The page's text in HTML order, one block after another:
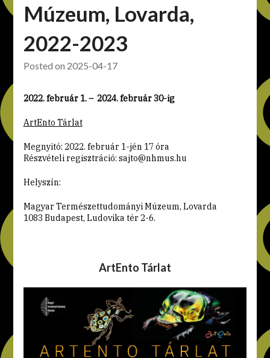
Múzeum, Lovarda,
2022-2023
Posted on 2025-04-17
2022. február 1. – 2024. február 30-ig
ArtEnto Tárlat
Megnyitó: 2022. február 1-jén 17 óra
Részvételi regisztráció: sajto@nhmus.hu
Helyszín:
Magyar Természettudományi Múzeum, Lovarda
1083 Budapest, Ludovika tér 2-6.
ArtEnto Tárlat